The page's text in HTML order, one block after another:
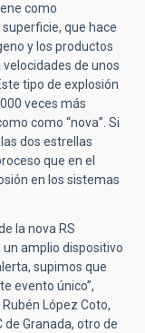
como
que hace
y los productos
de unos
tipo de explosión
veces más
como “nova”. Si
dos estrellas
que en el
en los sistemas
la nova RS
un amplio dispositivo
supimos que
evento único”,
López Coto,
de Granada, otro de